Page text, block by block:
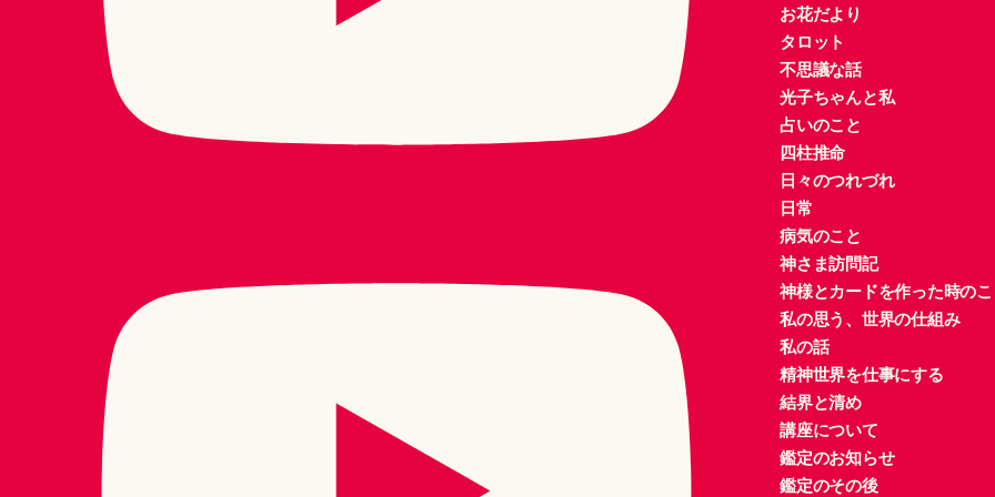
お花だより
タロット
不思議な話
光子ちゃんと私
占いのこと
四柱推命
日々のつれづれ
日常
病気のこと
神さま訪問記
神様とカードを作った時の
私の思う、世界の仕組み
私の話
精神世界を仕事にする
結界と清め
講座について
鑑定のお知らせ
鑑定のその後